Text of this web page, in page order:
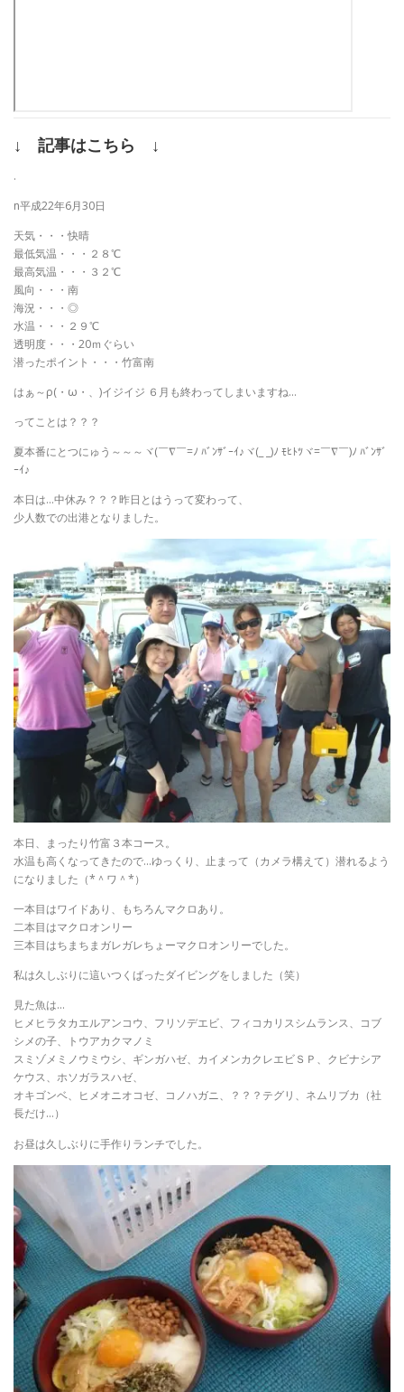
↓ 記事はこちら ↓
.
n平成22年6月30日
天気・・・快晴
最低気温・・・２８℃
最高気温・・・３２℃
風向・・・南
海況・・・◎
水温・・・２９℃
透明度・・・20ｍぐらい
潜ったポイント・・・竹富南
はぁ～ρ(・ω・、)イジイジ ６月も終わってしまいますね…
ってことは？？？
夏本番にとつにゅう～～～ヾ(￣∇￣=ﾉ ﾊﾞﾝｻﾞｰｲ♪ヾ(_ _)ﾉ ﾓﾋﾄﾂヾ=￣∇￣)ﾉ ﾊﾞﾝｻﾞ
ｰｲ♪
本日は…中休み？？？昨日とはうって変わって、
少人数での出港となりました。
本日、まったり竹富３本コース。
水温も高くなってきたので…ゆっくり、止まって（カメラ構えて）潜れるよう
になりました（*＾ワ＾*）
一本目はワイドあり、もちろんマクロあり。
二本目はマクロオンリー
三本目はちまちまガレガレちょーマクロオンリーでした。
私は久しぶりに這いつくばったダイビングをしました（笑）
見た魚は…
ヒメヒラタカエルアンコウ、フリソデエビ、フィコカリスシムランス、コブ
シメの子、トウアカクマノミ
スミゾメミノウミウシ、ギンガハゼ、カイメンカクレエビＳＰ、クビナシア
ケウス、ホソガラスハゼ、
オキゴンベ、ヒメオニオコゼ、コノハガニ、？？？テグリ、ネムリブカ（社
長だけ…）
お昼は久しぶりに手作りランチでした。